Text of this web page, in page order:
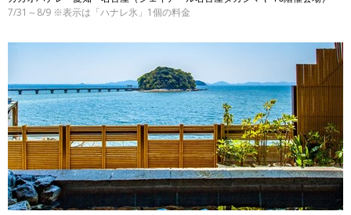
7/31～8/9 ※表示は「ハナレ氷」1個の料金